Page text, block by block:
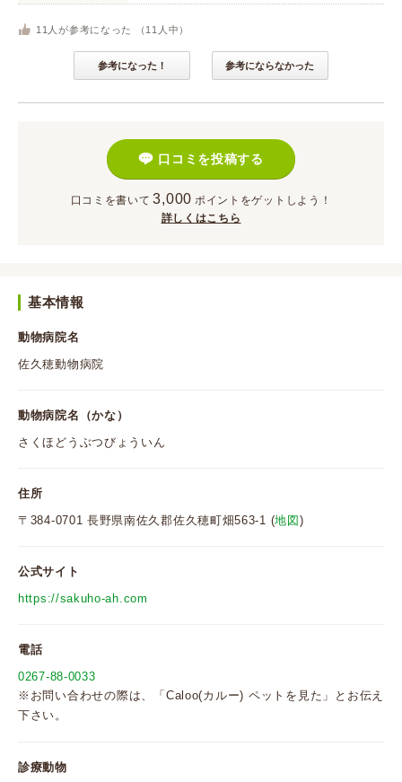
11 人が参考になった （ 11 人中）
参考になった！ 参考にならなかった
口コミを投稿する
口コミを書いて 3,000 ポイント をゲットしよう！
詳しくはこちら
基本情報
動物病院名
佐久穂動物病院
動物病院名（かな）
さくほどうぶつびょういん
住所
〒384-0701 長野県南佐久郡佐久穂町畑563-1 (地図 )
公式サイト
https://sakuho-ah.com
電話
0267-88-0033
※お問い合わせの際は、「Caloo(カルー) ペットを見た」とお伝え
下さい。
診療動物